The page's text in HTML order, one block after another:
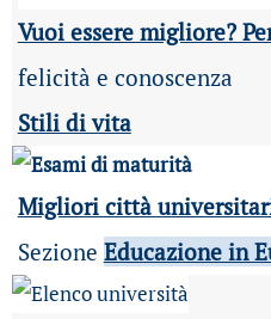
Vuoi essere migliore?
felicità e conoscenza
Stili di vita
Migliori città
Sezione Educazione in